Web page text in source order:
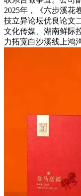
2025年，《六步溪花
技立异论坛优良论文
文化传媒、湖南鲜际
力拓宽白沙溪线上鸿